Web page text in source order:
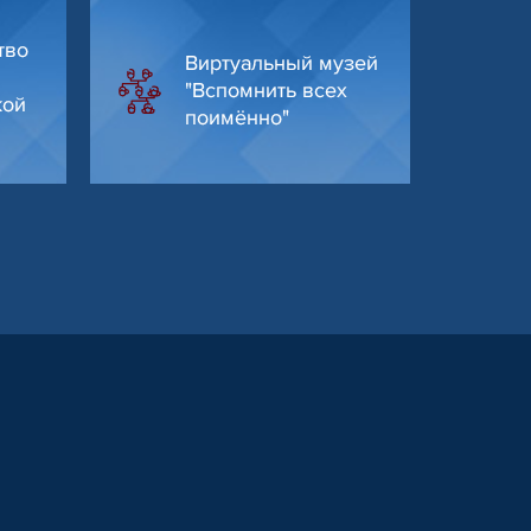
Виртуальный музей
"Вспомнить всех
поимённо"